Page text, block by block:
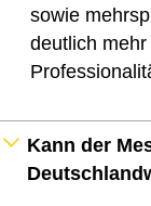
sowie
deutlich
Kann der